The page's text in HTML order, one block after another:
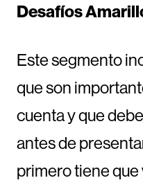
Desafíos
Este segmento
que son
cuenta y que
antes de
primero tiene que